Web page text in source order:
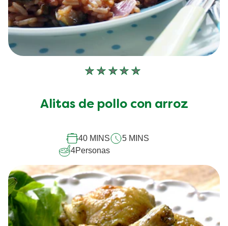
No
enviado
este
recipe
Alitas de pollo con arroz
40 MINS
5 MINS
4Personas